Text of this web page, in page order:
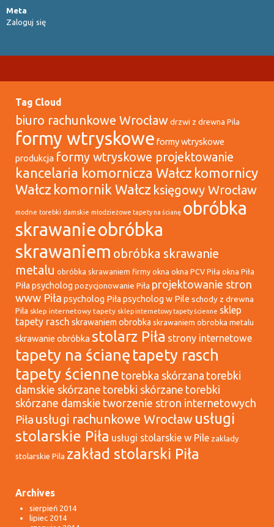
Meta
Zaloguj się
Tag Cloud
biuro rachunkowe Wrocław drzwi z drewna Pila
formy wtryskowe formy wtryskowe
produkcja formy wtryskowe projektowanie
kancelaria komornicza Wałcz komornicy
Wałcz komornik Wałcz księgowy Wrocław
modne torebki damskie młodzieżowe tapety na ścianę obróbka
skrawanieobróbka
skrawaniem obróbka skrawanie
metalu obróbka skrawaniem firmy okna okna PCV Piła okna Piła
Piła psycholog pozycjonowanie Piła projektowanie stron
www Piła psycholog Piła psycholog w Pile schody z drewna
Pila sklep internetowy tapety sklep internetowy tapety ścienne sklep
tapety rasch skrawaniem obrobka skrawaniem obrobka metalu
skrawanie obróbka stolarz Piła strony internetowe
tapety na ścianę tapety rasch
tapety ścienne torebka skórzana torebki
damskie skórzane torebki skórzane torebki
skórzane damskie tworzenie stron internetowych
Piła usługi rachunkowe Wrocław usługi
stolarskie Piła usługi stolarskie w Pile zaklady
stolarskie Pila zakład stolarski Piła
Archives
sierpień 2014
lipiec 2014